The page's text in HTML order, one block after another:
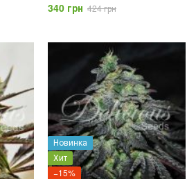
340 грн 424 грн
Новинка
Хит
−15%